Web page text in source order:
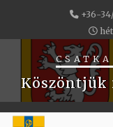
+36-